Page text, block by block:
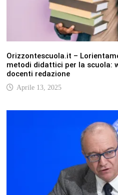
Orizzontescuola.it –
metodi didattici per la scuola:
docenti redazione
Aprile 13, 2025